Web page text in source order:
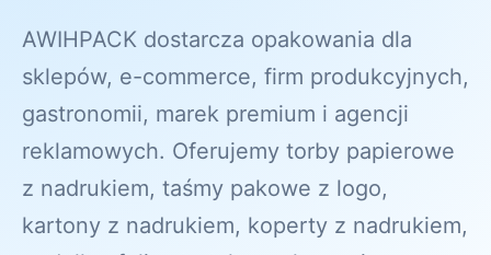
AWIHPACK dostarcza opakowania dla
sklepów, e-commerce, firm produkcyjnych,
gastronomii, marek premium i agencji
reklamowych. Oferujemy torby papierowe
z nadrukiem, taśmy pakowe z logo,
kartony z nadrukiem, koperty z nadrukiem,